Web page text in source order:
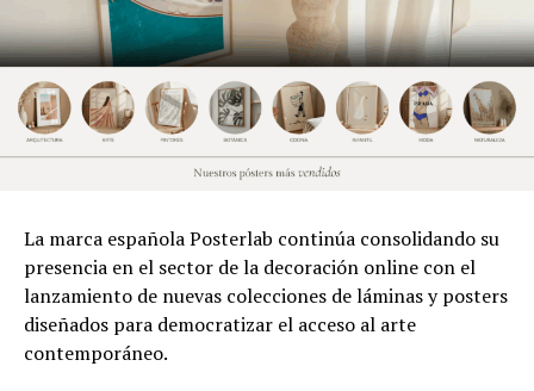
La marca española Posterlab continúa consolidando su
presencia en el sector de la decoración online con el
lanzamiento de nuevas colecciones de láminas y posters
diseñados para democratizar el acceso al arte
contemporáneo.